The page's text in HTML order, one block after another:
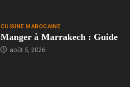
CUISINE MAROCAINE
Manger à Marrakech : Guide
août 5, 2026